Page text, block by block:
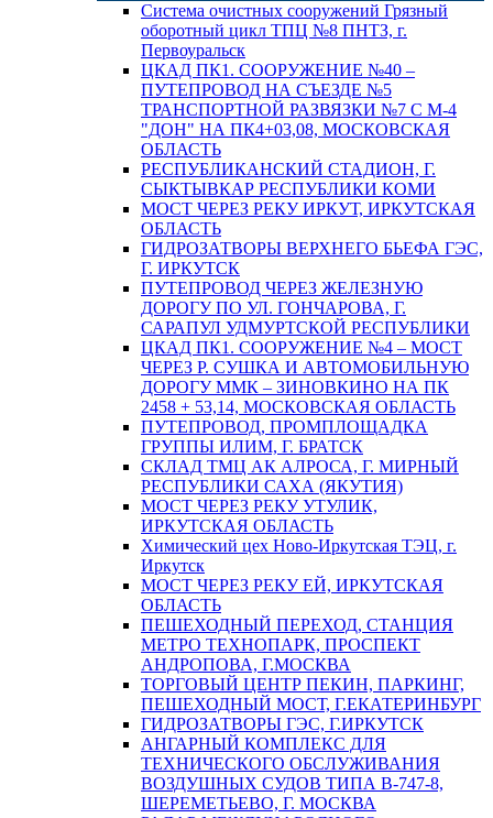
Система очистных сооружений Грязный
оборотный цикл ТПЦ №8 ПНТЗ, г.
Первоуральск
ЦКАД ПК1. СООРУЖЕНИЕ №40 –
ПУТЕПРОВОД НА СЪЕЗДЕ №5
ТРАНСПОРТНОЙ РАЗВЯЗКИ №7 С М-4
"ДОН" НА ПК4+03,08, МОСКОВСКАЯ
ОБЛАСТЬ
РЕСПУБЛИКАНСКИЙ СТАДИОН, Г.
СЫКТЫВКАР РЕСПУБЛИКИ КОМИ
МОСТ ЧЕРЕЗ РЕКУ ИРКУТ, ИРКУТСКАЯ
ОБЛАСТЬ
ГИДРОЗАТВОРЫ ВЕРХНЕГО БЬЕФА ГЭС,
Г. ИРКУТСК
ПУТЕПРОВОД ЧЕРЕЗ ЖЕЛЕЗНУЮ
ДОРОГУ ПО УЛ. ГОНЧАРОВА, Г.
САРАПУЛ УДМУРТСКОЙ РЕСПУБЛИКИ
ЦКАД ПК1. СООРУЖЕНИЕ №4 – МОСТ
ЧЕРЕЗ Р. СУШКА И АВТОМОБИЛЬНУЮ
ДОРОГУ ММК – ЗИНОВКИНО НА ПК
2458 + 53,14, МОСКОВСКАЯ ОБЛАСТЬ
ПУТЕПРОВОД, ПРОМПЛОЩАДКА
ГРУППЫ ИЛИМ, Г. БРАТСК
СКЛАД ТМЦ АК АЛРОСА, Г. МИРНЫЙ
РЕСПУБЛИКИ САХА (ЯКУТИЯ)
МОСТ ЧЕРЕЗ РЕКУ УТУЛИК,
ИРКУТСКАЯ ОБЛАСТЬ
Химический цех Ново-Иркутская ТЭЦ, г.
Иркутск
МОСТ ЧЕРЕЗ РЕКУ ЕЙ, ИРКУТСКАЯ
ОБЛАСТЬ
ПЕШЕХОДНЫЙ ПЕРЕХОД, СТАНЦИЯ
МЕТРО ТЕХНОПАРК, ПРОСПЕКТ
АНДРОПОВА, Г.МОСКВА
ТОРГОВЫЙ ЦЕНТР ПЕКИН, ПАРКИНГ,
ПЕШЕХОДНЫЙ МОСТ, Г.ЕКАТЕРИНБУРГ
ГИДРОЗАТВОРЫ ГЭС, Г.ИРКУТСК
АНГАРНЫЙ КОМПЛЕКС ДЛЯ
ТЕХНИЧЕСКОГО ОБСЛУЖИВАНИЯ
ВОЗДУШНЫХ СУДОВ ТИПА В-747-8,
ШЕРЕМЕТЬЕВО, Г. МОСКВА